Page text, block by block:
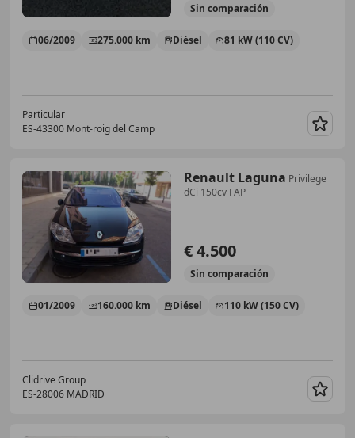
Sin comparación
06/2009 275.000 km Diésel 81 kW (110 CV)
Particular
ES-43300 Mont-roig del Camp
Renault Laguna Privilege
dCi 150cv FAP
€ 4.500
Sin comparación
01/2009 160.000 km Diésel 110 kW (150 CV)
Clidrive Group
ES-28006 MADRID